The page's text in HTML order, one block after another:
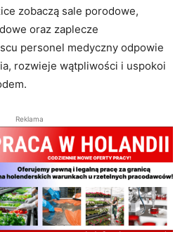
zobaczą sale porodowe,
oraz zaplecze
personel medyczny odpowie
rozwieje wątpliwości i uspokoi
Reklama